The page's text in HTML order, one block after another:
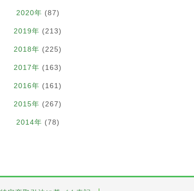
2020年 (87)
2019年 (213)
2018年 (225)
2017年 (163)
2016年 (161)
2015年 (267)
2014年 (78)